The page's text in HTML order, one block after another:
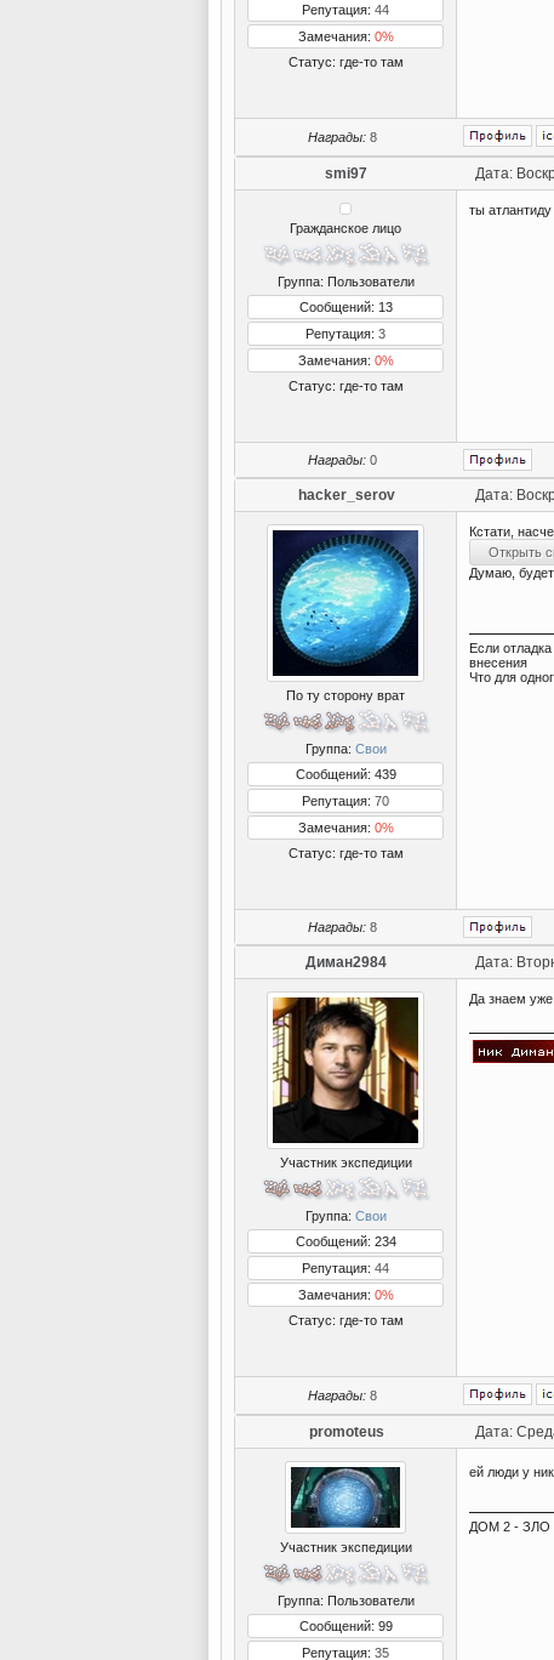
Репутация: 44
Замечания: 0%
Статус: где-то там
Награды: 8
smi97 Дата:
Гражданское лицо
Группа: Пользователи
Сообщений: 13
Репутация: 3
Замечания: 0%
Статус: где-то там
ты
Награды: 0
hacker_serov Дата:
По ту сторону врат
Группа: Свои
Сообщений: 439
Репутация: 70
Замечания: 0%
Статус: где-то там
Кстати,
Думаю,
Если
внесения
Что для
Награды: 8
Диман2984 Дата:
Участник экспедиции
Группа: Свои
Сообщений: 234
Репутация: 44
Замечания: 0%
Статус: где-то там
Да знаем уже
Награды: 8
promoteus Дата:
Участник экспедиции
Группа: Пользователи
Сообщений: 99
Репутация: 35
ей люди у
ДОМ 2 - ЗЛО -